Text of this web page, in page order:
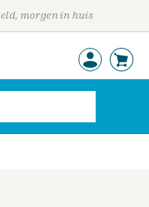
morgen in huis